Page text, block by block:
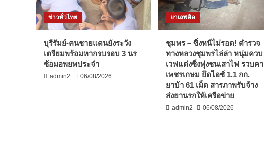
ข่าวทั่วไทย
บุรีรัมย์-คนชายแดนยังระวัง
เตรียมพร้อมหากรบรอบ 3 นร
ซ้อมอพยพประจำ
admin2 06/08/2026
ยาเสพติด
ชุมพร – ซิ่งหนีไม่รอด! ตำรวจ
ทางหลวงชุมพรไล่ล่า หนุ่มควบ
เวฟแต่งซิ่งพุ่งชนเสาไฟ รวบคา
เพชรเกษม ยึดไอซ์ 1.1 กก.
ยาบ้า 61 เม็ด สารภาพรับจ้าง
ส่งยานรกให้เครือข่าย
admin2 06/08/2026